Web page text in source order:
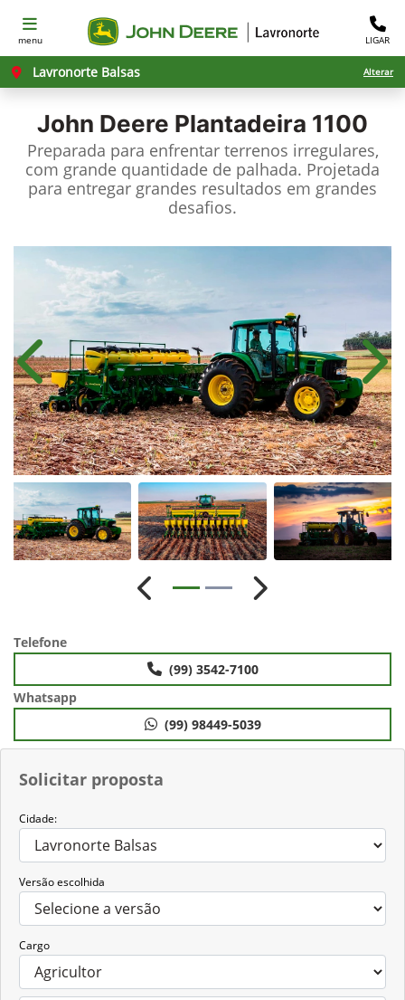
menu LIGAR
Lavronorte Balsas Alterar
John Deere Plantadeira 1100
Preparada para enfrentar terrenos irregulares,
com grande quantidade de palhada. Projetada
para entregar grandes resultados em grandes
desafios.
Solicitar proposta
Cidade:
Versão escolhida
Cargo
Anterior
Anterior Próximo
Telefone
(99) 3542-7100
Whatsapp
(99) 98449-5039